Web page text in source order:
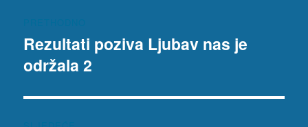
objava
Prethodna
objava:
Rezultati poziva Ljubav nas je
održala 2